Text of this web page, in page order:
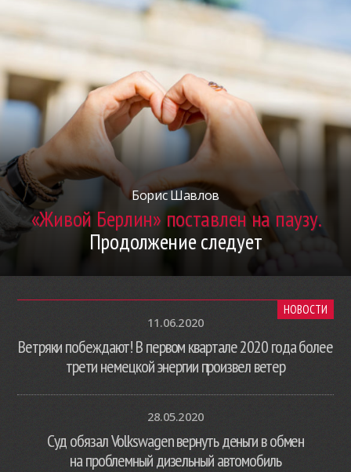
Борис Шавлов
«Живой Берлин» поставлен на паузу.
Продолжение следует
НОВОСТИ
11.06.2020
Ветряки побеждают! В первом квартале 2020 года более
трети немецкой энергии произвел ветер
28.05.2020
Суд обязал Volkswagen вернуть деньги в обмен
на проблемный дизельный автомобиль